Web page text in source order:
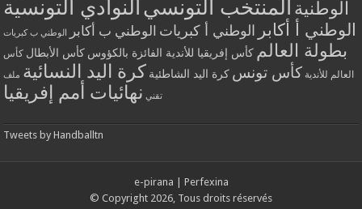
الوطنية المنتخب التونسي النوادي التونسية
الوطني أ أكابر الوطني أ كبريات الوطني ب أكابر الوطني ب كبريات
بطولة العالم كأس إفريقيا للأندية الفائزة بالكؤوس كأس الأبطال كأس
العالم للأندية كأس تونس كرة اليد الشاطئية كرة اليد النسائية ملف
تقني نهائيات أمم إفريقيا
Tweets by Handballtn
e-pirana
Perfexina
© Copyright 2026, Tous droits réservés